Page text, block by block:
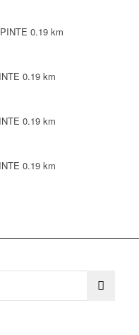
0.19 km
0.19 km
0.19 km
0.19 km